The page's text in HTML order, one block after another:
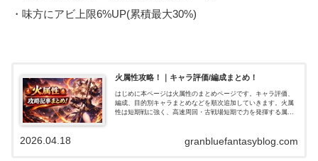
・味方にアビ上限6%UP(累積最大30%)
火属性攻略！｜キャラ評価/編成まとめ！
はじめに本ページは火属性のまとめページです。キャラ評価、
編成、目的別キャラまとめなどを順次追加していきます。火属
性は短期戦に強く、高速周回・古戦場短期で力を発揮する属性
granbluefantasyblog.com
2026.04.18